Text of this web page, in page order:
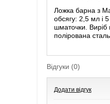
Ложка барна з
обсягу: 2,5 мл і
шматочки. Виріб
полірована
Відгуки (0)
Додати відгук